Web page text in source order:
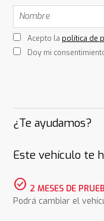
Acepto la política de
Doy mi
¿Te ayudamos?
Este vehículo te
check_circle 2 MESES DE
Podrá cambiar el